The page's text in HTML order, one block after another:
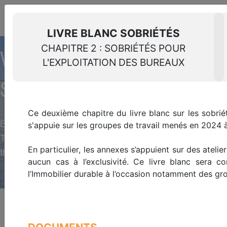
Glossary
WELCOME TO THE
SUSTAINABLE REAL
Barometers, prospective studies, regulatory
The Green Building Observatory provides
thus accelerate the sector's ecological transition.
LIVRE BLANC SOBRIÉTÉS
CHAPITRE 2 : SOBRIÉTÉS POUR
L'EXPLOITATION DES BUREAUX
Ce deuxième chapitre du livre blanc sur les
s'appuie sur les groupes de travail menés en 2024
En particulier, les annexes s’appuient sur des
aucun cas à l’exclusivité. Ce livre blanc sera
l’Immobilier durable à l’occasion notamment des